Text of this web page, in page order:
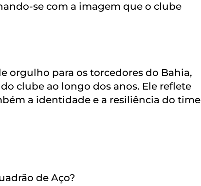
se com a imagem que o clube
orgulho para os torcedores do Bahia,
clube ao longo dos anos. Ele reflete
a identidade e a resiliência do time
de Aço?